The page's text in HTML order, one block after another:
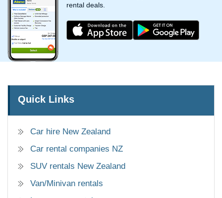
rental deals.
Quick Links
Car hire New Zealand
Car rental companies NZ
SUV rentals New Zealand
Van/Minivan rentals